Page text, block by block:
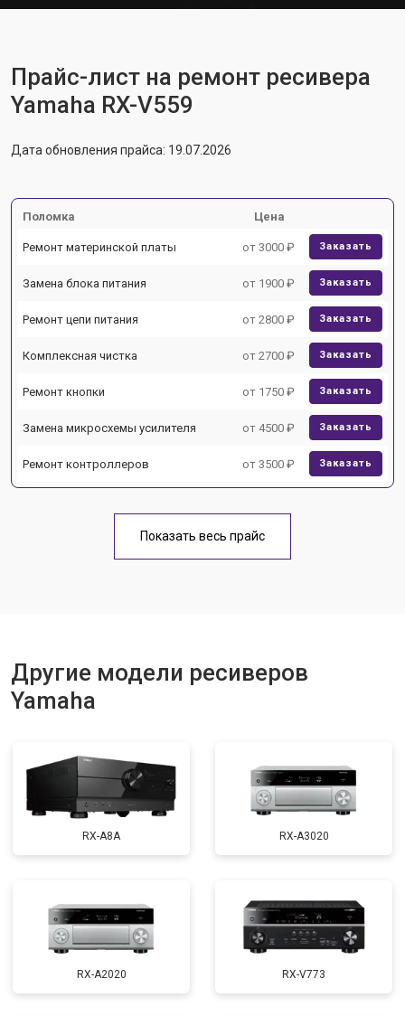
Прайс-лист на ремонт ресивера
Yamaha RX-V559
Дата обновления прайса: 19.07.2026
Поломка Цена
Ремонт материнской платы от 3000 ₽ Заказать
Замена блока питания от 1900 ₽ Заказать
Ремонт цепи питания от 2800 ₽ Заказать
Комплексная чистка от 2700 ₽ Заказать
Ремонт кнопки от 1750 ₽ Заказать
Замена микросхемы усилителя от 4500 ₽ Заказать
Ремонт контроллеров от 3500 ₽ Заказать
Показать весь прайс
Другие модели ресиверов
Yamaha
RX-A8A RX-A3020
RX-A2020 RX-V773